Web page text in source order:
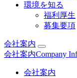
環境を知る
福利厚生
募集要項
会社案内
会社案内Company
会社案内